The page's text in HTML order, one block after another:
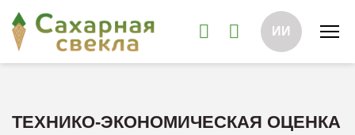
ИИ
ТЕХНИКО-ЭКОНОМИЧЕСКАЯ ОЦЕНКА